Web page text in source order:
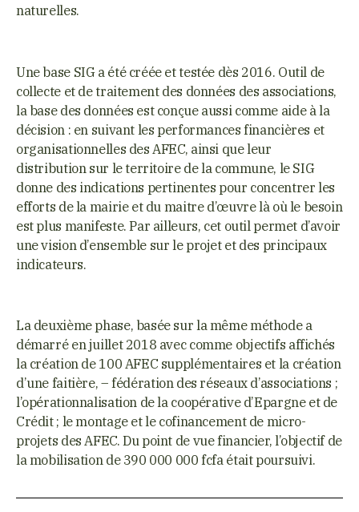
naturelles.
Une base SIG a été créée et testée dès 2016. Outil de
collecte et de traitement des données des associations,
la base des données est conçue aussi comme aide à la
décision : en suivant les performances financières et
organisationnelles des AFEC, ainsi que leur
distribution sur le territoire de la commune, le SIG
donne des indications pertinentes pour concentrer les
efforts de la mairie et du maitre d’œuvre là où le besoin
est plus manifeste. Par ailleurs, cet outil permet d’avoir
une vision d’ensemble sur le projet et des principaux
indicateurs.
La deuxième phase, basée sur la même méthode a
démarré en juillet 2018 avec comme objectifs affichés
la création de 100 AFEC supplémentaires et la création
d’une faitière, – fédération des réseaux d’associations ;
l’opérationnalisation de la coopérative d’Epargne et de
Crédit ; le montage et le cofinancement de micro-
projets des AFEC. Du point de vue financier, l’objectif de
la mobilisation de 390 000 000 fcfa était poursuivi.